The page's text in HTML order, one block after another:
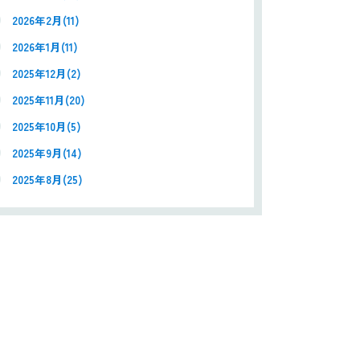
2026年2月(11)
2026年1月(11)
2025年12月(2)
2025年11月(20)
2025年10月(5)
2025年9月(14)
2025年8月(25)